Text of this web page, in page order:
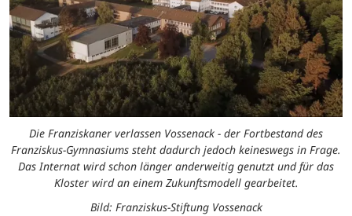
Die Franziskaner verlassen Vossenack - der Fortbestand des
Franziskus-Gymnasiums steht dadurch jedoch keineswegs in Frage.
Das Internat wird schon länger anderweitig genutzt und für das
Kloster wird an einem Zukunftsmodell gearbeitet.
Bild: Franziskus-Stiftung Vossenack